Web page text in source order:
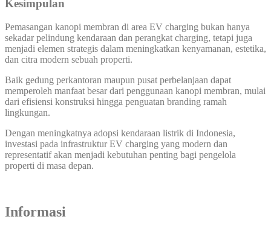
Kesimpulan
Pemasangan kanopi membran di area EV charging bukan hanya
sekadar pelindung kendaraan dan perangkat charging, tetapi juga
menjadi elemen strategis dalam meningkatkan kenyamanan, estetika,
dan citra modern sebuah properti.
Baik gedung perkantoran maupun pusat perbelanjaan dapat
memperoleh manfaat besar dari penggunaan kanopi membran, mulai
dari efisiensi konstruksi hingga penguatan branding ramah
lingkungan.
Dengan meningkatnya adopsi kendaraan listrik di Indonesia,
investasi pada infrastruktur EV charging yang modern dan
representatif akan menjadi kebutuhan penting bagi pengelola
properti di masa depan.
Informasi